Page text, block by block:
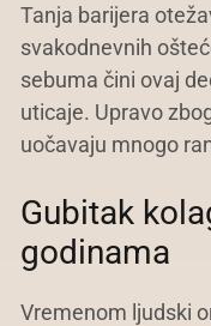
Tanja barijera
svakodnevnih
sebuma čini ovaj
uticaje. Upravo
uočavaju mnogo
Gubitak
godinama
Vremenom ljudski